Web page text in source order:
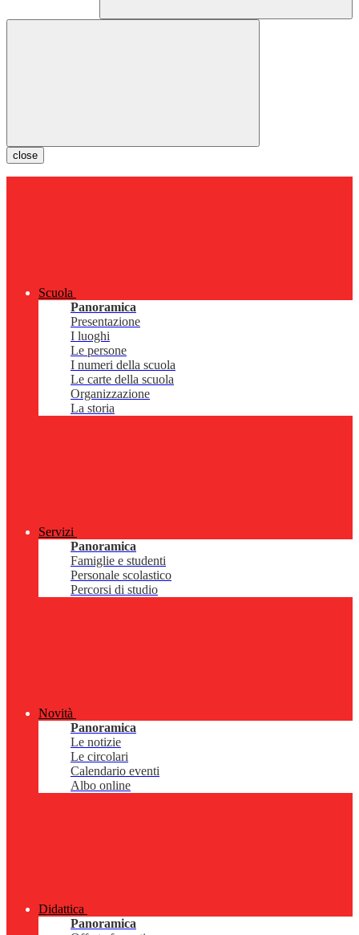
close
Scuola
Panoramica
Presentazione
I luoghi
Le persone
I numeri della scuola
Le carte della scuola
Organizzazione
La storia
Servizi
Panoramica
Famiglie e studenti
Personale scolastico
Percorsi di studio
Novità
Panoramica
Le notizie
Le circolari
Calendario eventi
Albo online
Didattica
Panoramica